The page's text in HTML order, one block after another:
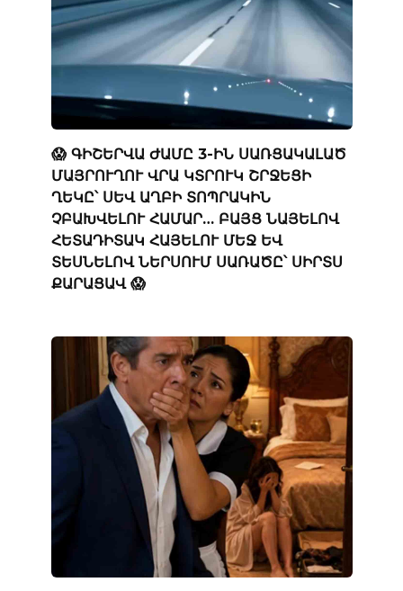
😱 ԳԻՇԵՐՎԱ ԺԱՄԸ 3-ԻՆ ՍԱՌՑԱԿԱԼԱԾ
ՄԱՅՐՈՒՂՈՒ ՎՐԱ ԿՏՐՈՒԿ ՇՐՋԵՑԻ
ՂԵԿԸ՝ ՍԵՎ ԱՂԲԻ ՏՈՊՐԱԿԻՆ
ՉԲԱԽՎԵԼՈՒ ՀԱՄԱՐ… ԲԱՅՑ ՆԱՅԵԼՈՎ
ՀԵՏԱԴԻՏԱԿ ՀԱՅԵԼՈՒ ՄԵՋ ԵՎ
ՏԵՍՆԵԼՈՎ ՆԵՐՍՈՒՄ ՍԱՌԱԾԸ՝ ՍԻՐՏՍ
ՔԱՐԱՑԱՎ 😱